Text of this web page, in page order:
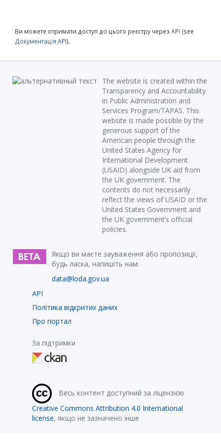
Ви можете отримати доступ до цього реєстру через API (see
Документація API).
The website is created within the
Transparency and Accountability
in Public Administration and
Services Program/TAPAS. This
website is made possible by the
generous support of the
American people through the
United States Agency for
International Development
(USAID) alongside UK aid from
the UK government. The
contents do not necessarily
reflect the views of USAID or the
United States Government and
the UK government’s official
policies.
Якщо ви маєте зауваження або пропозиції,
будь ласка, напишіть нам:
data@loda.gov.ua
API
Політика відкритих даних
Про портал
За підтримки
Весь контент доступний за ліцензією
Creative Commons Attribution 4.0 International
license, якщо не зазначено інше